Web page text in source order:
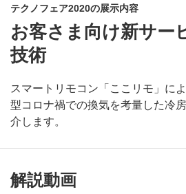
テクノフェア2020の展示内容
お客さま向け新サー
技術
スマートリモコン「ここリモ」に
型コロナ禍での換気を考量した冷
介します。
解説動画